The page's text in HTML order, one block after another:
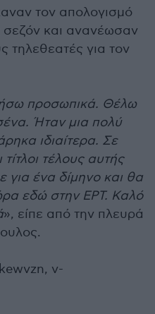
τον απολογισμό
σεζόν και ανανέωσαν
τηλεθεατές για τον
προσωπικά. Θέλω
Ήταν μια πολύ
ιδιαίτερα. Σε
τέλους αυτής
για ένα δίμηνο και θα
εδώ στην ΕΡΤ. Καλό
», είπε από την πλευρά
v-